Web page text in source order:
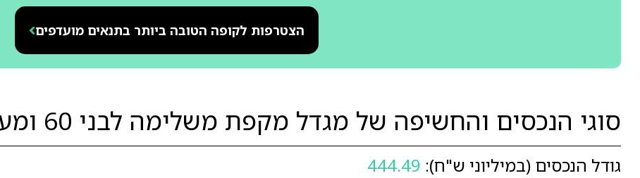
הצטרפות לקופה הטובה ביותר בתנאים מועדפים
סוגי הנכסים והחשיפה של מגדל מקפת משלימה לבני 60 ומעלה
גודל הנכסים (במיליוני ש"ח): 444.49